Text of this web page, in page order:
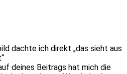
dachte ich direkt „das sieht aus
deines Beitrags hat mich die